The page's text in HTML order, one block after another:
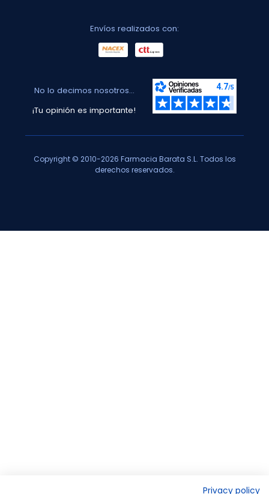
Envíos realizados con:
No lo decimos nosotros...
¡Tu opinión es importante!
Copyright © 2010-2026 Farmacia Barata S.L. Todos los
derechos reservados.
Privacy policy